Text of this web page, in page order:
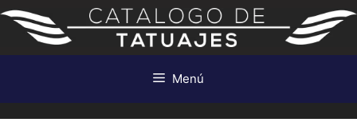
Saltar
contenido
Menú